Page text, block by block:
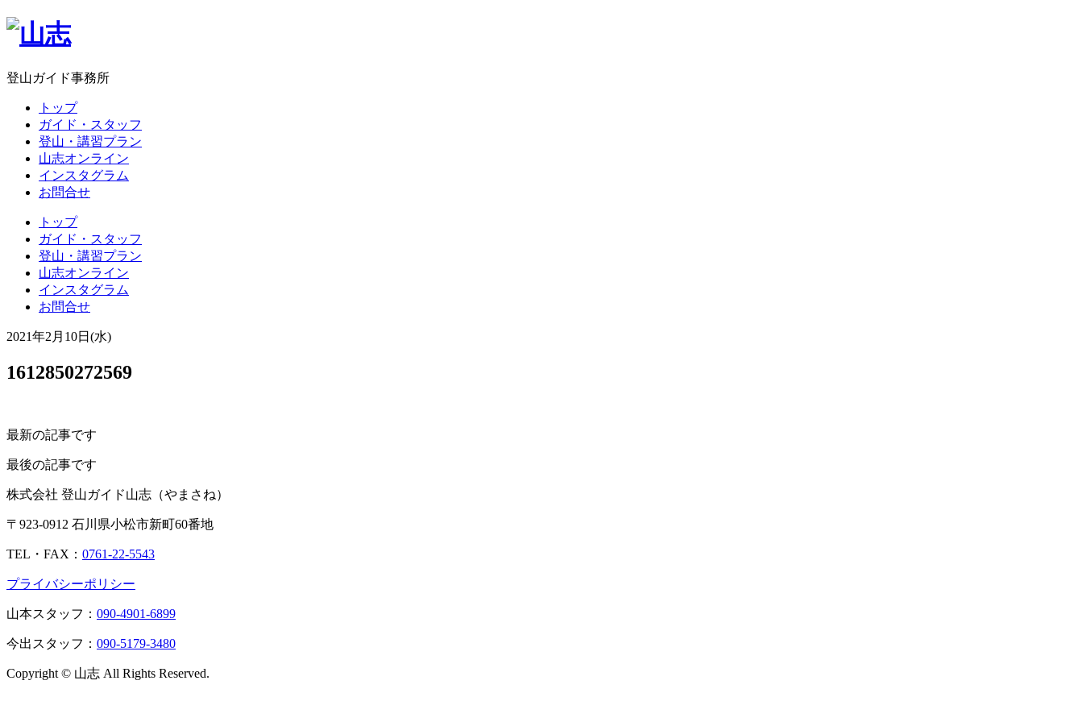
登山ガイド事務所
トップ
ガイド・スタッフ
登山・講習プラン
山志オンライン
インスタグラム
お問合せ
トップ
ガイド・スタッフ
登山・講習プラン
山志オンライン
インスタグラム
お問合せ
2021年2月10日(水)
1612850272569
最新の記事です
最後の記事です
株式会社 登山ガイド山志（やまさね）
〒923-0912 石川県小松市新町60番地
TEL・FAX： 0761-22-5543
プライバシーポリシー
山本スタッフ： 090-4901-6899
今出スタッフ： 090-5179-3480
Copyright © 山志 All Rights Reserved.